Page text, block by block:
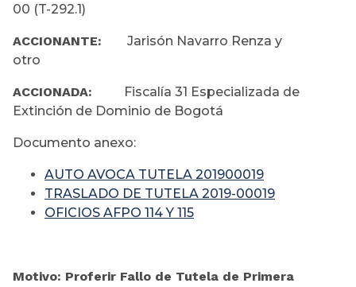
00 (T-292.1)
ACCIONANTE: Jarisón Navarro Renza y
otro
ACCIONADA: Fiscalía 31 Especializada de
Extinción de Dominio de Bogotá
Documento anexo:
AUTO AVOCA TUTELA 201900019
TRASLADO DE TUTELA 2019-00019
OFICIOS AFPO 114 Y 115
Motivo: Proferir Fallo de Tutela de Primera